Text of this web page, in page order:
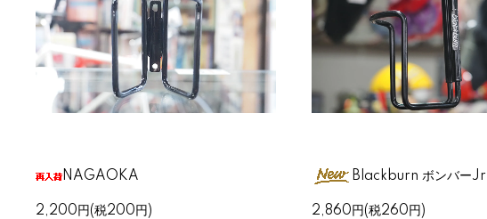
NAGAOKA
2,200円(税200円)
Blackburn ボンバーJr
2,860円(税260円)